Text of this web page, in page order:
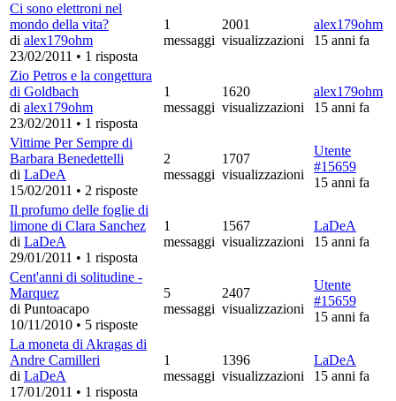
Ci sono elettroni nel
mondo della vita?
di alex179ohm
23/02/2011 • 1 risposta
1
messaggi
2001
visualizzazioni
alex179ohm
15 anni fa
Zio Petros e la congettura
di Goldbach
di alex179ohm
23/02/2011 • 1 risposta
1
messaggi
1620
visualizzazioni
alex179ohm
15 anni fa
Vittime Per Sempre di
Barbara Benedettelli
di LaDeA
15/02/2011 • 2 risposte
2
messaggi
1707
visualizzazioni
Utente
#15659
15 anni fa
Il profumo delle foglie di
limone di Clara Sanchez
di LaDeA
29/01/2011 • 1 risposta
1
messaggi
1567
visualizzazioni
LaDeA
15 anni fa
Cent'anni di solitudine -
Marquez
di Puntoacapo
10/11/2010 • 5 risposte
5
messaggi
2407
visualizzazioni
Utente
#15659
15 anni fa
La moneta di Akragas di
Andre Camilleri
di LaDeA
17/01/2011 • 1 risposta
1
messaggi
1396
visualizzazioni
LaDeA
15 anni fa